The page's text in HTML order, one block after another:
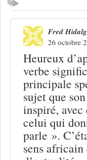
Fred
26 octobre
Heureux
verbe
principale
sujet que
inspiré,
celui qui
parle ».
sens